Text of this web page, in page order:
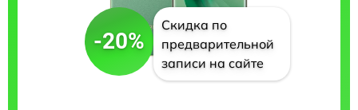
-20%
Скидка по
предварительной
записи на сайте